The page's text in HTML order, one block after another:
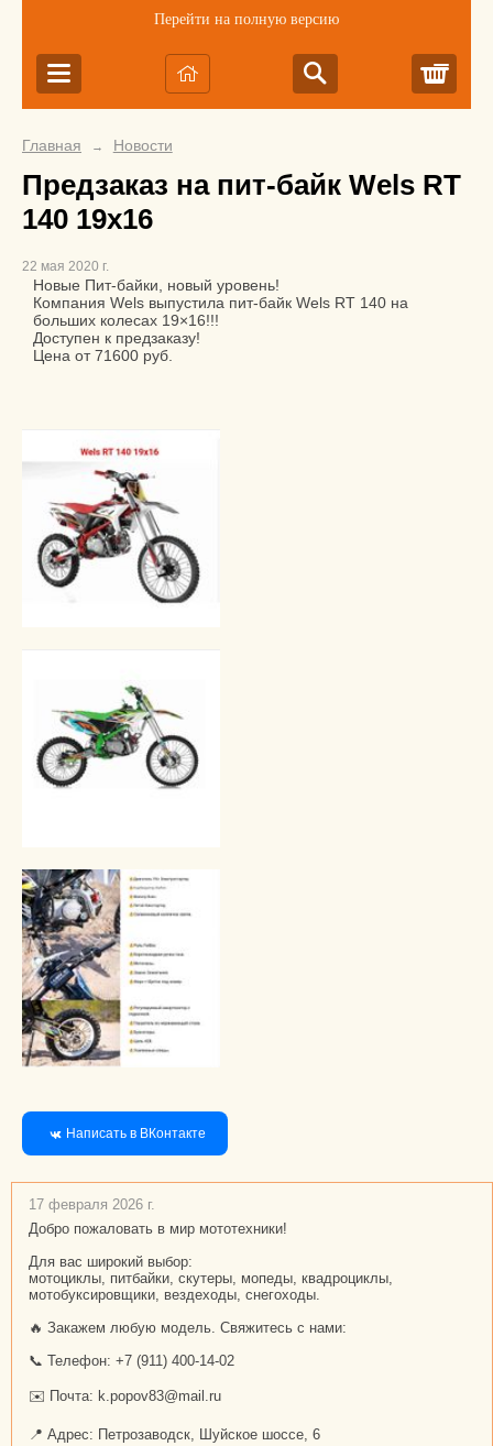
Перейти на полную версию
Главная → Новости
Предзаказ на пит-байк Wels RT
140 19x16
22 мая 2020 г.
Новые Пит-байки, новый уровень!
Компания Wels выпустила пит-байк Wels RT 140 на
больших колесах 19×16!!!
Доступен к предзаказу!
Цена от 71600 руб.
Написать в ВКонтакте
17 февраля 2026 г.
Добро пожаловать в мир мототехники!
Для вас широкий выбор:
мотоциклы, питбайки, скутеры, мопеды, квадроциклы,
мотобуксировщики, вездеходы, снегоходы.
🔥 Закажем любую модель. Свяжитесь с нами:
📞 Телефон: +7 (911) 400-14-02
✉️ Почта: k.popov83@mail.ru
📍 Адрес: Петрозаводск, Шуйское шоссе, 6